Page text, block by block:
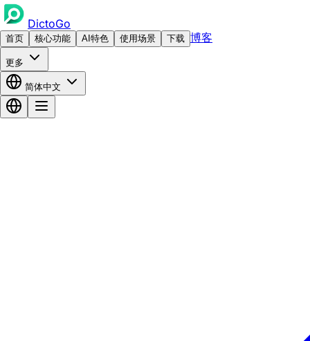
DictoGo
首页 核心功能 AI特色 使用场景 下载 博客
更多
简体中文